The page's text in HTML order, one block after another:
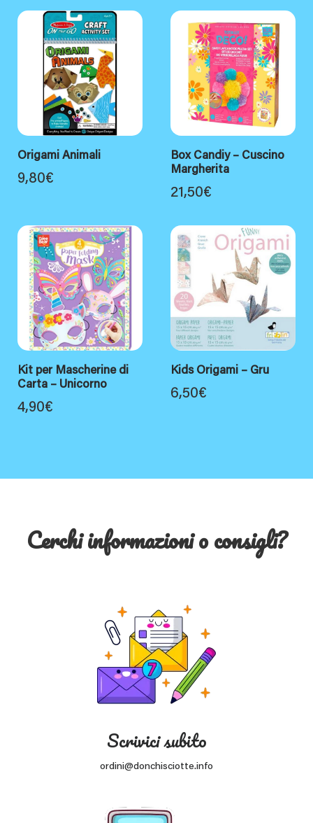
Origami Animali
9,80€
Box Candiy – Cuscino
Margherita
21,50€
Kit per Mascherine di
Carta – Unicorno
4,90€
Kids Origami – Gru
6,50€
Cerchi informazioni o consigli?
Scrivici subito
ordini@donchisciotte.info